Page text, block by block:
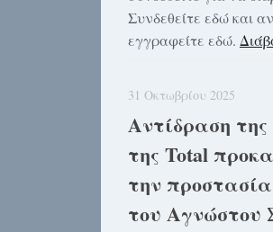
Συνδεθείτε εδώ και
εγγραφείτε εδώ.
31 Οκτωβρίου 2025
Αντίδραση
της Total
την
του Αγνώστου